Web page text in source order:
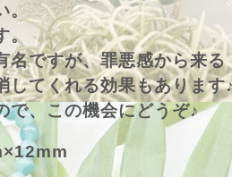
。
名ですが、罪悪感から来る
してくれる効果もあります
で、この機会にどうぞ♪